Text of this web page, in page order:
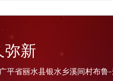
弥新
省丽水县银水乡溪间村布鲁-